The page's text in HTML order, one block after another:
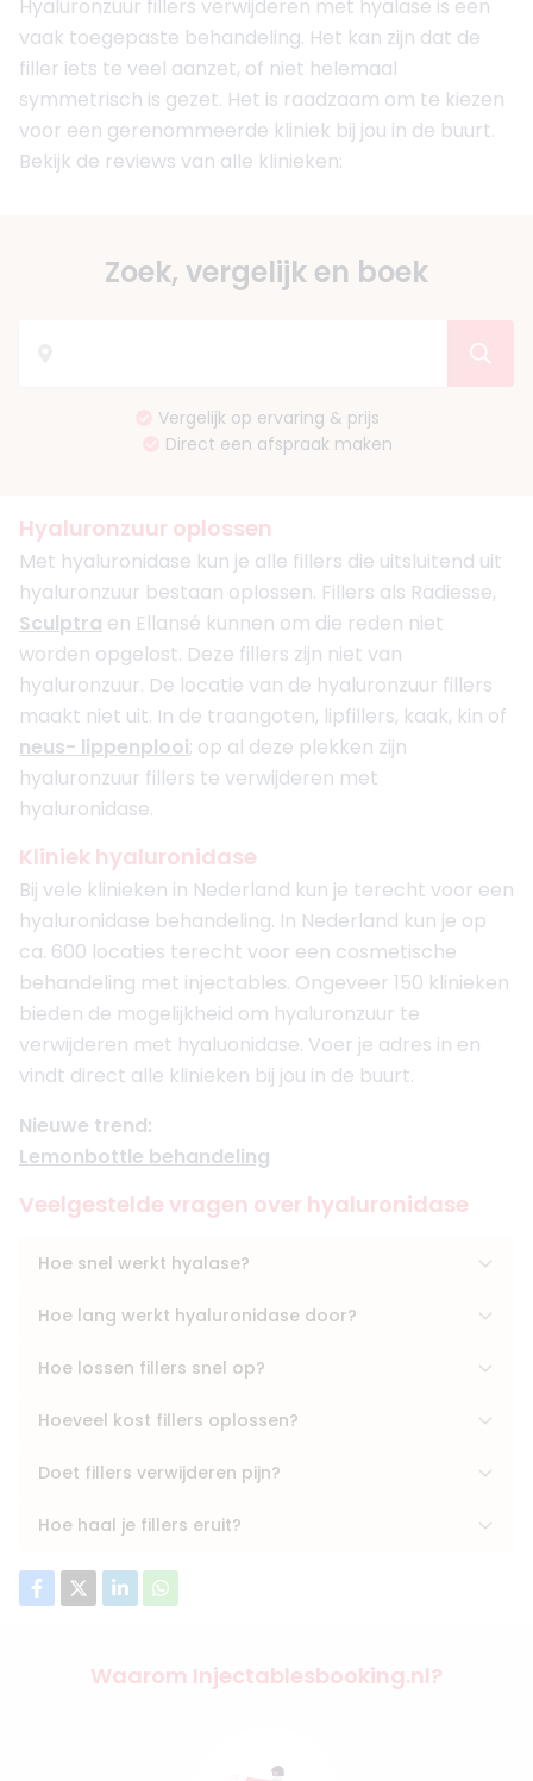
Hyaluronzuur fillers verwijderen met hyalase is een
vaak toegepaste behandeling. Het kan zijn dat de
filler iets te veel aanzet, of niet helemaal
symmetrisch is gezet. Het is raadzaam om te kiezen
voor een gerenommeerde kliniek bij jou in de buurt.
Bekijk de reviews van alle klinieken:
Zoek, vergelijk en boek
Vergelijk op ervaring & prijs
Direct een afspraak maken
Hyaluronzuur oplossen
Met hyaluronidase kun je alle fillers die uitsluitend uit
hyaluronzuur bestaan oplossen. Fillers als Radiesse,
Sculptra en Ellansé kunnen om die reden niet
worden opgelost. Deze fillers zijn niet van
hyaluronzuur. De locatie van de hyaluronzuur fillers
maakt niet uit. In de traangoten, lipfillers, kaak, kin of
neus- lippenplooi; op al deze plekken zijn
hyaluronzuur fillers te verwijderen met
hyaluronidase.
Kliniek hyaluronidase
Bij vele klinieken in Nederland kun je terecht voor een
hyaluronidase behandeling. In Nederland kun je op
ca. 600 locaties terecht voor een cosmetische
behandeling met injectables. Ongeveer 150 klinieken
bieden de mogelijkheid om hyaluronzuur te
verwijderen met hyaluonidase. Voer je adres in en
vindt direct alle klinieken bij jou in de buurt.
Nieuwe trend:
Lemonbottle behandeling
Veelgestelde vragen over hyaluronidase
Hoe snel werkt hyalase?
Hoe lang werkt hyaluronidase door?
Hoe lossen fillers snel op?
Hoeveel kost fillers oplossen?
Doet fillers verwijderen pijn?
Hoe haal je fillers eruit?
Waarom Injectablesbooking.nl?